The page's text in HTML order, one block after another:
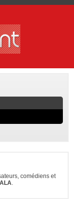
comédiens et
.